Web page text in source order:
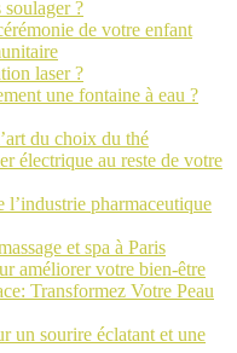
soulager ?
de votre enfant
laser ?
une fontaine à eau ?
du choix du thé
électrique au reste de votre
l’industrie pharmaceutique
et spa à Paris
améliorer votre bien-être
Transformez Votre Peau
un sourire éclatant et une